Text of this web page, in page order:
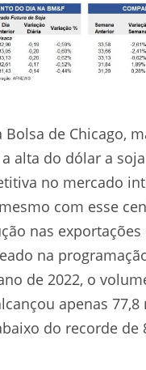
Bolsa de Chicago,
alta do dólar a
no mercado
com esse
nas exportações
na
de 2022, o
apenas
do recorde de